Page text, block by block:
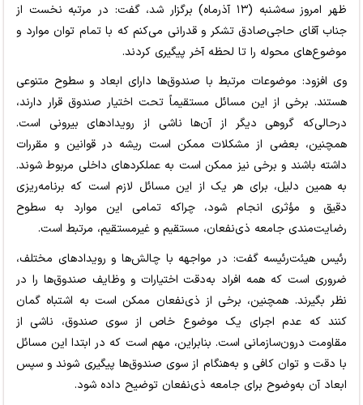
ظهر امروز سه‌شنبه (۱۳ آذرماه) برگزار شد، گفت: در مرتبه نخست از
جناب آقای حاجی‌صادق تشکر و قدرانی می‌کنم که با تمام توان موارد و
موضوع‌های محوله را تا لحظه آخر پیگیری کردند.
وی افزود: موضوعات مرتبط با صندوق‌ها دارای ابعاد و سطوح متنوعی
هستند. برخی از این مسائل مستقیماً تحت اختیار صندوق قرار دارند،
درحالی‌که گروهی دیگر از آن‌ها ناشی از رویدادهای بیرونی است.
همچنین، بعضی از مشکلات ممکن است ریشه در قوانین و مقررات
داشته باشند و برخی نیز ممکن است به عملکردهای داخلی مربوط شوند.
به همین دلیل، برای هر یک از این مسائل لازم است که برنامه‌ریزی
دقیق و مؤثری انجام شود، چراکه تمامی این موارد به سطوح
رضایت‌مندی جامعه ذی‌نفعان، مستقیم و غیرمستقیم، مرتبط است.
رئیس هیئت‌رئیسه گفت: در مواجهه با چالش‌ها و رویدادهای مختلف،
ضروری است که همه افراد به‌دقت اختیارات و وظایف صندوق‌ها را در
نظر بگیرند. همچنین، برخی از ذی‌نفعان ممکن است به اشتباه گمان
کنند که عدم اجرای یک موضوع خاص از سوی صندوق، ناشی از
مقاومت درون‌سازمانی است. بنابراین، مهم است که در ابتدا این مسائل
با دقت و توان کافی و به‌هنگام از سوی صندوق‌ها پیگیری شوند و سپس
ابعاد آن به‌وضوح برای جامعه ذی‌نفعان توضیح داده شود.